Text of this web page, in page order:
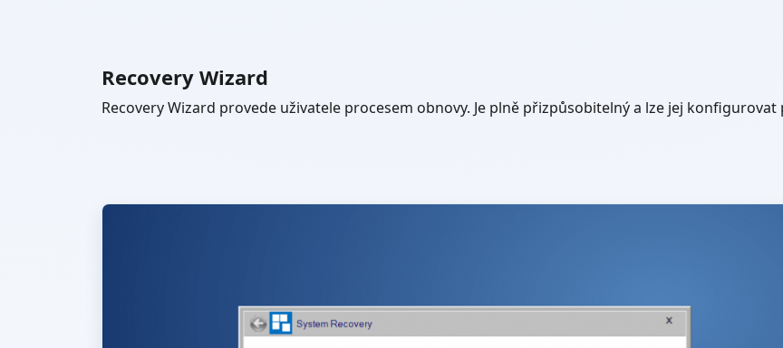
Recovery Wizard
Recovery Wizard provede uživatele procesem obnovy. Je plně přizpůsobitelný a lze jej konfigurovat